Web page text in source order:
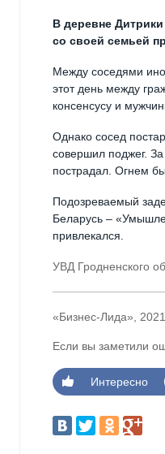
В деревне
со своей семьей
Между соседями
этот день между
консенсусу и
Однако сосед
совершил поджег.
пострадал. Огнем
Подозреваемый
Беларусь –
привлекался.
УВД Гродненского
«Бизнес-Лида»,
Если вы заметили
Интересно